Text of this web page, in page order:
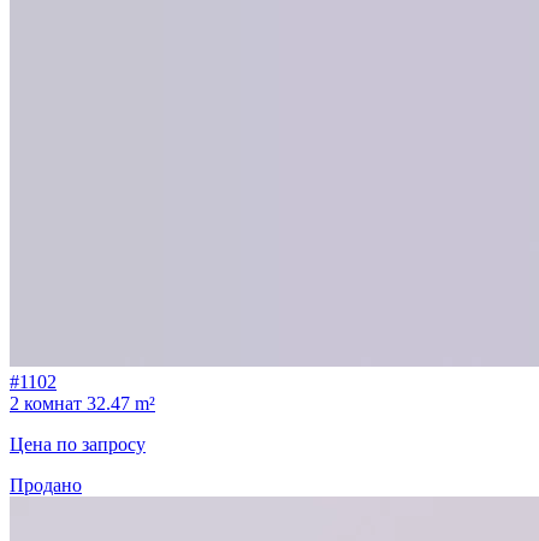
#1102
2 комнат 32.47 m²
Цена по запросу
Продано